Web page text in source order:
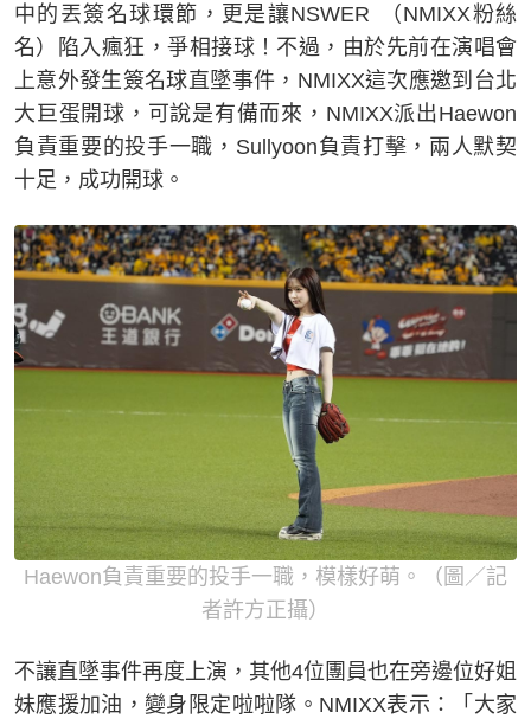
中的丟簽名球環節，更是讓NSWER （NMIXX粉絲
名）陷入瘋狂，爭相接球！不過，由於先前在演唱會
上意外發生簽名球直墜事件，NMIXX這次應邀到台北
大巨蛋開球，可說是有備而來，NMIXX派出Haewon
負責重要的投手一職，Sullyoon負責打擊，兩人默契
十足，成功開球。
Haewon負責重要的投手一職，模樣好萌。（圖／記
者許方正攝）
不讓直墜事件再度上演，其他4位團員也在旁邊位好姐
妹應援加油，變身限定啦啦隊。NMIXX表示：「大家